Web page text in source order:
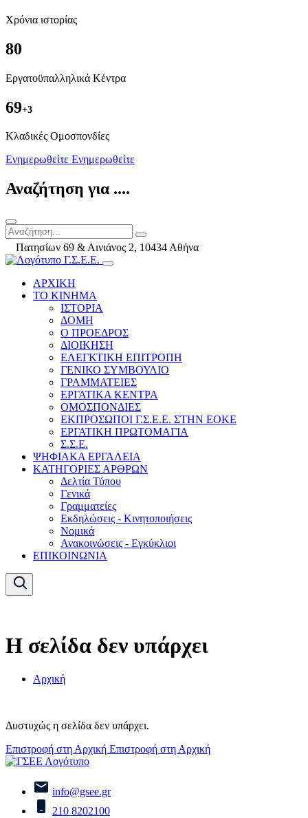
Χρόνια ιστορίας
80
Εργατοϋπαλληλικά Κέντρα
69+3
Kλαδικές Ομοσπονδίες
Ενημερωθείτε Ενημερωθείτε
Αναζήτηση για ....
Πατησίων 69 & Αινιάνος 2, 10434 Αθήνα
ΑΡΧΙΚΗ
ΤΟ ΚΙΝΗΜΑ
ΙΣΤΟΡΙΑ
ΔΟΜΗ
Ο ΠΡΟΕΔΡΟΣ
ΔΙΟΙΚΗΣΗ
ΕΛΕΓΚΤΙΚΗ ΕΠΙΤΡΟΠΗ
ΓΕΝΙΚΟ ΣΥΜΒΟΥΛΙΟ
ΓΡΑΜΜΑΤΕΙΕΣ
ΕΡΓΑΤΙΚΑ ΚΕΝΤΡΑ
ΟΜΟΣΠΟΝΔΙΕΣ
ΕΚΠΡΟΣΩΠΟΙ Γ.Σ.Ε.Ε. ΣΤΗΝ ΕΟΚΕ
ΕΡΓΑΤΙΚΗ ΠΡΩΤΟΜΑΓΙΑ
Σ.Σ.Ε.
ΨΗΦΙΑΚΑ ΕΡΓΑΛΕΙΑ
ΚΑΤΗΓΟΡΙΕΣ ΑΡΘΡΩΝ
Δελτία Τύπου
Γενικά
Γραμματείες
Εκδηλώσεις - Κινητοποιήσεις
Νομικά
Ανακοινώσεις - Εγκύκλιοι
ΕΠΙΚΟΙΝΩΝΙΑ
Η σελίδα δεν υπάρχει
Αρχική
Δυστυχώς η σελίδα δεν υπάρχει.
Επιστροφή στη Αρχική Επιστροφή στη Αρχική
info@gsee.gr
210 8202100